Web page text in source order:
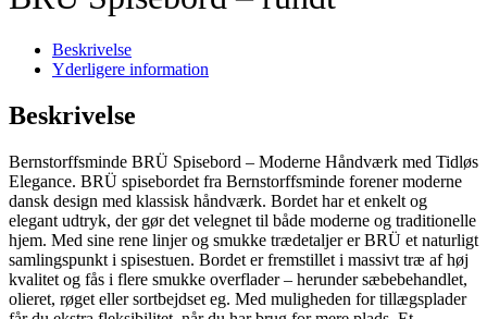
Beskrivelse
Yderligere information
Beskrivelse
Bernstorffsminde BRÜ Spisebord – Moderne Håndværk med Tidløs
Elegance. BRÜ spisebordet fra Bernstorffsminde forener moderne
dansk design med klassisk håndværk. Bordet har et enkelt og
elegant udtryk, der gør det velegnet til både moderne og traditionelle
hjem. Med sine rene linjer og smukke trædetaljer er BRÜ et naturligt
samlingspunkt i spisestuen. Bordet er fremstillet i massivt træ af høj
kvalitet og fås i flere smukke overflader – herunder sæbebehandlet,
olieret, røget eller sortbejdset eg. Med muligheden for tillægsplader